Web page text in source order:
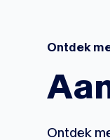
Ontdek
Ontdek